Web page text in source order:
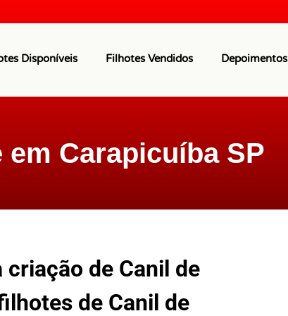
Disponíveis Filhotes Vendidos Depoimentos
Carapicuíba SP
de Canil de
de Canil de